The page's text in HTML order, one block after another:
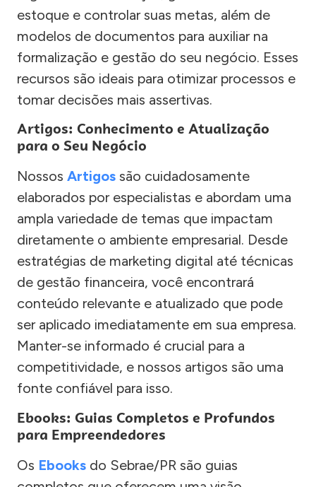
estoque e controlar suas metas, além de
modelos de documentos para auxiliar na
formalização e gestão do seu negócio. Esses
recursos são ideais para otimizar processos e
tomar decisões mais assertivas.
Artigos: Conhecimento e Atualização
para o Seu Negócio
Nossos Artigos são cuidadosamente
elaborados por especialistas e abordam uma
ampla variedade de temas que impactam
diretamente o ambiente empresarial. Desde
estratégias de marketing digital até técnicas
de gestão financeira, você encontrará
conteúdo relevante e atualizado que pode
ser aplicado imediatamente em sua empresa.
Manter-se informado é crucial para a
competitividade, e nossos artigos são uma
fonte confiável para isso.
Ebooks: Guias Completos e Profundos
para Empreendedores
Os Ebooks do Sebrae/PR são guias